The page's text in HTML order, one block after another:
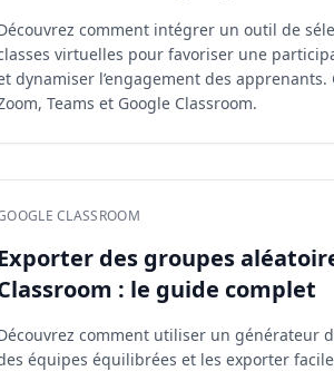
comment intégrer un outil de
virtuelles pour favoriser une
dynamiser l’engagement des
Teams et Google Classroom.
CLASSROOM
des groupes
: le guide complet
comment utiliser un générateur
équipes équilibrées et les exporter